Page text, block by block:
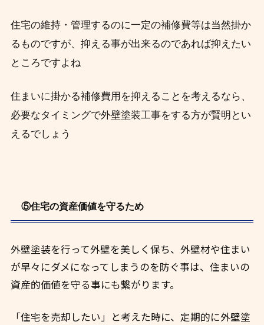
住宅の維持・管理するのに一定の補修費等は当然掛か
るものですが、抑える事が出来るのであれば抑えたい
ところですよね
住まいに掛かる補修費用を抑えることを考えるなら、
必要なタイミングで外壁塗装工事をする方が賢明とい
えるでしょう
⑤住宅の資産価値を守るため
外壁塗装を行って外壁を美しく保ち、外壁材や住まい
が早々にダメになってしまうのを防ぐ事は、住まいの
資産的価値を守る事にも繋がります。
「住宅を売却したい」と考えた時に、定期的に外壁塗